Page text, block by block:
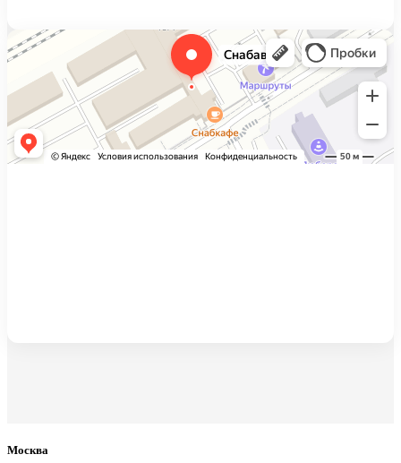
Москва